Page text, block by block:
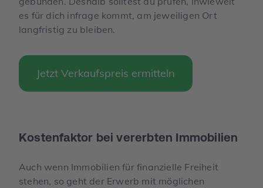
es für dich infrage kommt, am jeweiligen Ort
langfristig zu bleiben.
Jetzt Verkaufspreis ermitteln
Kostenfaktor bei vererbten Immobilien
Auch wenn Immobilien für finanzielle Freiheit
stehen, so geht der Erwerb mit möglichen